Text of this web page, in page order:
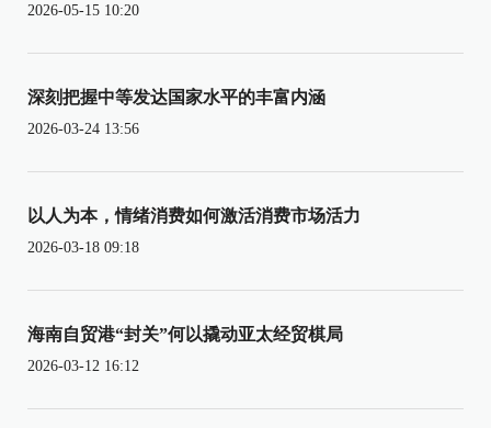
2026-05-15 10:20
深刻把握中等发达国家水平的丰富内涵
2026-03-24 13:56
以人为本，情绪消费如何激活消费市场活力
2026-03-18 09:18
海南自贸港“封关”何以撬动亚太经贸棋局
2026-03-12 16:12